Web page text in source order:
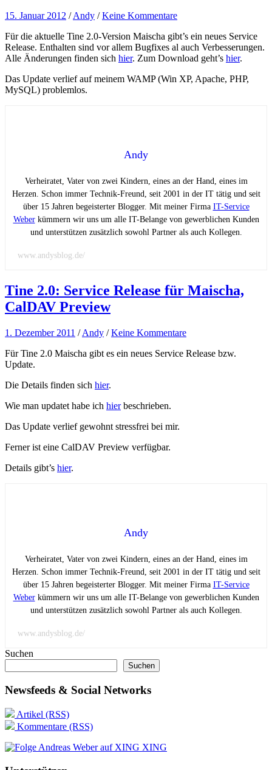
15. Januar 2012 /Andy /Keine Kommentare
Für die aktuelle Tine 2.0-Version Maischa gibt’s ein neues Service
Release. Enthalten sind vor allem Bugfixes al auch Verbesserungen.
Alle Änderungen finden sich hier. Zum Download geht’s hier.
Das Update verlief auf meinem WAMP (Win XP, Apache, PHP,
MySQL) problemlos.
Andy
Verheiratet, Vater von zwei Kindern, eines an der Hand, eines im
Herzen. Schon immer Technik-Freund, seit 2001 in der IT tätig und seit
über 15 Jahren begeisterter Blogger. Mit meiner Firma IT-Service
Weberkümmern wir uns um alle IT-Belange von gewerblichen Kunden
und unterstützen zusätzlich sowohl Partner als auch Kollegen.
www.andysblog.de/
Tine 2.0: Service Release für Maischa,
CalDAV Preview
1. Dezember 2011 /Andy /Keine Kommentare
Für Tine 2.0 Maischa gibt es ein neues Service Release bzw.
Update.
Die Details finden sich hier.
Wie man updatet habe ich hierbeschrieben.
Das Update verlief gewohnt stressfrei bei mir.
Ferner ist eine CalDAV Preview verfügbar.
Details gibt’s hier.
Andy
Verheiratet, Vater von zwei Kindern, eines an der Hand, eines im
Herzen. Schon immer Technik-Freund, seit 2001 in der IT tätig und seit
über 15 Jahren begeisterter Blogger. Mit meiner Firma IT-Service
Weberkümmern wir uns um alle IT-Belange von gewerblichen Kunden
und unterstützen zusätzlich sowohl Partner als auch Kollegen.
www.andysblog.de/
Suchen
Suchen
Newsfeeds & Social Networks
Artikel (RSS)
Kommentare (RSS)
XING